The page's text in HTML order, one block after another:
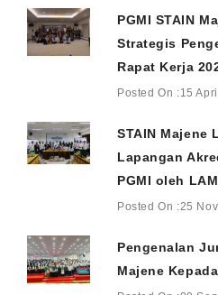
PGMI STAIN
Strategis
Rapat Kerja
Posted On :15
STAIN Majene
Lapangan
PGMI oleh
Posted On :25
Pengenalan
Majene